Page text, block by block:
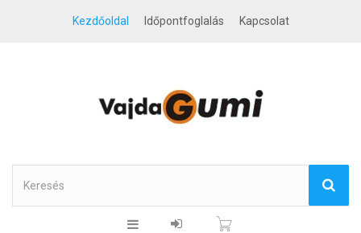
Kezdőoldal Időpontfoglalás Kapcsolat